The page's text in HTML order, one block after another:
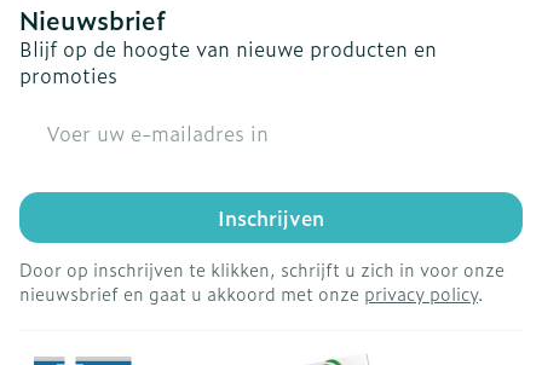
Nieuwsbrief
Blijf op de hoogte van nieuwe producten en
promoties
Inschrijven
Door op inschrijven te klikken, schrijft u zich in voor onze
nieuwsbrief en gaat u akkoord met onze privacy policy.